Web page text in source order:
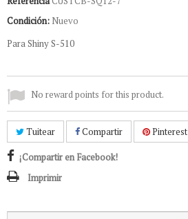
Condición: Nuevo
Para Shiny S-510
No reward points for this product.
Tuitear Compartir Pinterest
¡Compartir en Facebook!
Imprimir